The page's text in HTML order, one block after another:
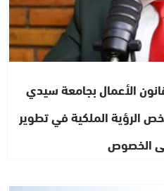
الأعمال بجامعة سيدي
الرؤية الملكية في تطوير
الخصوص